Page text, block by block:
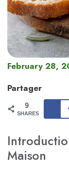
February 28,
Partager
9
SHARES
Maison